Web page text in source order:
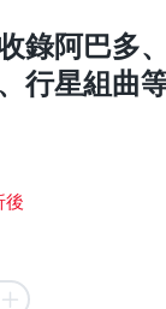
錄阿巴多
行星組曲